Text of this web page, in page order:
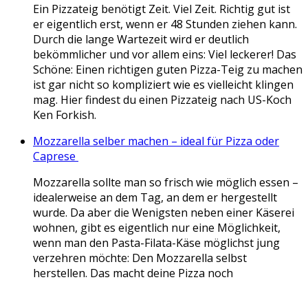
Ein Pizzateig benötigt Zeit. Viel Zeit. Richtig gut ist
er eigentlich erst, wenn er 48 Stunden ziehen kann.
Durch die lange Wartezeit wird er deutlich
bekömmlicher und vor allem eins: Viel leckerer! Das
Schöne: Einen richtigen guten Pizza-Teig zu machen
ist gar nicht so kompliziert wie es vielleicht klingen
mag. Hier findest du einen Pizzateig nach US-Koch
Ken Forkish.
Mozzarella selber machen – ideal für Pizza oder
Caprese
Mozzarella sollte man so frisch wie möglich essen –
idealerweise an dem Tag, an dem er hergestellt
wurde. Da aber die Wenigsten neben einer Käserei
wohnen, gibt es eigentlich nur eine Möglichkeit,
wenn man den Pasta-Filata-Käse möglichst jung
verzehren möchte: Den Mozzarella selbst
herstellen. Das macht deine Pizza noch